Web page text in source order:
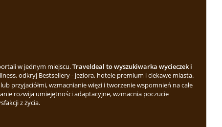
w jednym miejscu.Traveldeal to wyszukiwarka wycieczek i
odkryj Bestsellery - jeziora, hotele premium i ciekawe miasta.
przyjaciółmi, wzmacnianie więzi i tworzenie wspomnień na całe
rozwija umiejętności adaptacyjne, wzmacnia poczucie
z życia.